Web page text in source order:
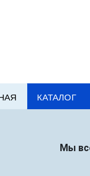
КАТАЛОГ
Мы